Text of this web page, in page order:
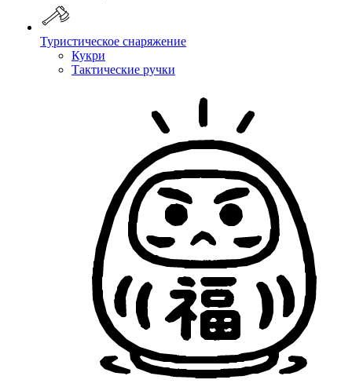
Туристическое снаряжение
Кукри
Тактические ручки